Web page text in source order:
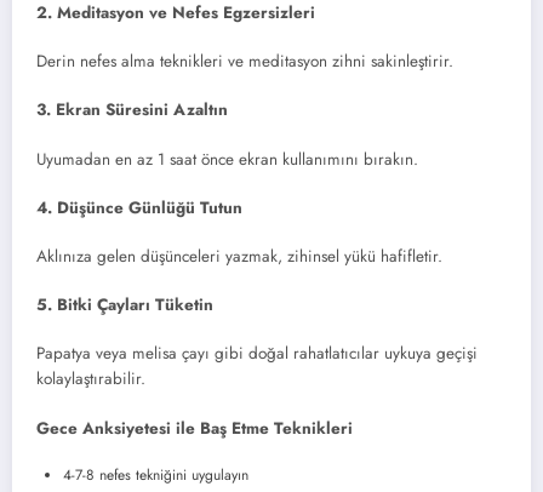
2. Meditasyon ve Nefes Egzersizleri
Derin nefes alma teknikleri ve meditasyon zihni sakinleştirir.
3. Ekran Süresini Azaltın
Uyumadan en az 1 saat önce ekran kullanımını bırakın.
4. Düşünce Günlüğü Tutun
Aklınıza gelen düşünceleri yazmak, zihinsel yükü hafifletir.
5. Bitki Çayları Tüketin
Papatya veya melisa çayı gibi doğal rahatlatıcılar uykuya geçişi
kolaylaştırabilir.
Gece Anksiyetesi ile Baş Etme Teknikleri
4-7-8 nefes tekniğini uygulayın